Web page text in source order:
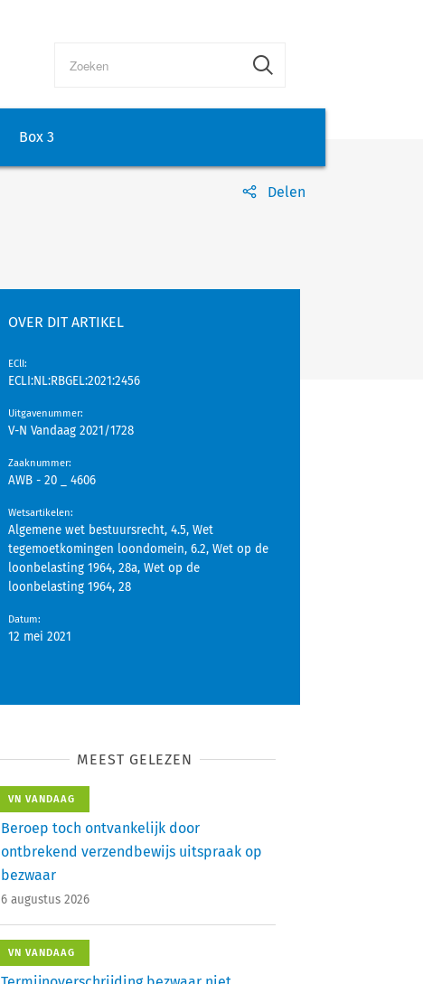
Box 3
Delen
OVER DIT ARTIKEL
EClI:
ECLI:NL:RBGEL:2021:2456
Uitgavenummer:
V-N Vandaag 2021/1728
Zaaknummer:
AWB - 20 _ 4606
Wetsartikelen:
Algemene wet bestuursrecht, 4.5, Wet
tegemoetkomingen loondomein, 6.2, Wet op de
loonbelasting 1964, 28a, Wet op de
loonbelasting 1964, 28
Datum:
12 mei 2021
MEEST GELEZEN
VN VANDAAG
Beroep toch ontvankelijk door
ontbrekend verzendbewijs uitspraak op
bezwaar
6 augustus 2026
VN VANDAAG